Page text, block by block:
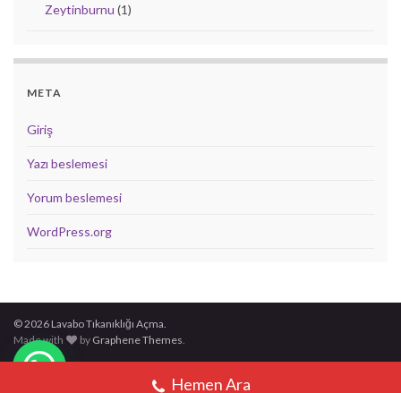
Zeytinburnu (1)
META
Giriş
Yazı beslemesi
Yorum beslemesi
WordPress.org
© 2026 Lavabo Tıkanıklığı Açma.
Made with
by Graphene Themes
Hemen Ara